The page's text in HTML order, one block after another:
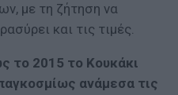
με τη ζήτηση να
και τις τιμές.
το 2015 το Κουκάκι
ανάμεσα τις